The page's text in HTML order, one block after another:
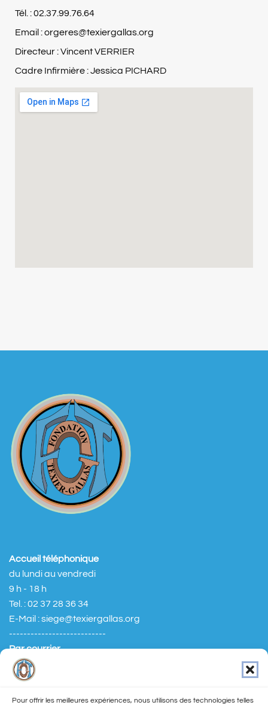
Pour offrir les meilleures expériences, nous utilisons des technologies telles
Tél. : 02.37.99.76.64
Email : orgeres@texiergallas.org
Directeur : Vincent VERRIER
Cadre Infirmière : Jessica PICHARD
Accueil téléphonique
du lundi au vendredi
9 h - 18 h
Tel. : 02 37 28 36 34
E-Mail : siege@texiergallas.org
---------------------------
Par courrier
Fondation TEXIER GALLAS
16 rue du Petit Change